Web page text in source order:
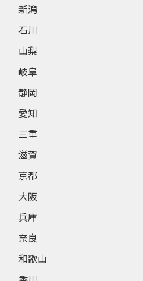
新潟
石川
山梨
岐阜
静岡
愛知
三重
滋賀
京都
大阪
兵庫
奈良
和歌山